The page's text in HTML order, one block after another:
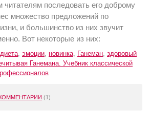
читателям последовать его доброму
множество предложений по
и большинство из них звучит
Вот некоторые из них:
диета, эмоции, новинка, Ганеман, здоровый
Ганемана. Учебник классической
(1)